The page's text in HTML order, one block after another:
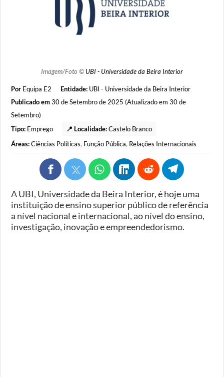
Imagem/Foto © UBI - Universidade da Beira Interior
Por Equipa E2 Entidade: UBI - Universidade da Beira Interior
Publicado em30 de Setembro de 2025 (Atualizado em 30 de
Setembro)
Tipo: Emprego 📍 Localidade: Castelo Branco
Áreas: Ciências Políticas, Função Pública, Relações Internacionais
A UBI, Universidade da Beira Interior, é hoje uma
instituição de ensino superior público de referência
a nível nacional e internacional, ao nível do ensino,
investigação, inovação e empreendedorismo.